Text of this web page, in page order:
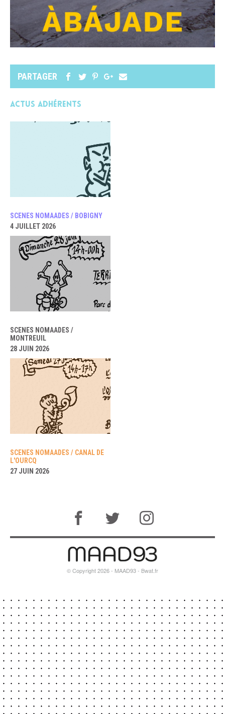
PARTAGER
Actus adhérents
SCENES NOMAADES / BOBIGNY
4 JUILLET 2026
SCENES NOMAADES /
MONTREUIL
28 JUIN 2026
SCENES NOMAADES / CANAL DE
L'OURCQ
27 JUIN 2026
© Copyright 2026 - MAAD93 - Bwat.fr